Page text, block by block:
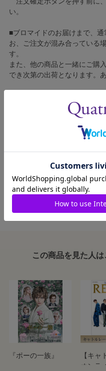
い。
■ブロマイドのお届けまで、
お、ご注文が混み合っている
す。
また、他の商品と一緒にご購
でき次第の出荷となります。
■ブロマイドの個包装はしてお
1312211-006
この商品を見た人
『ポーの一族』
【キャ
オンラ